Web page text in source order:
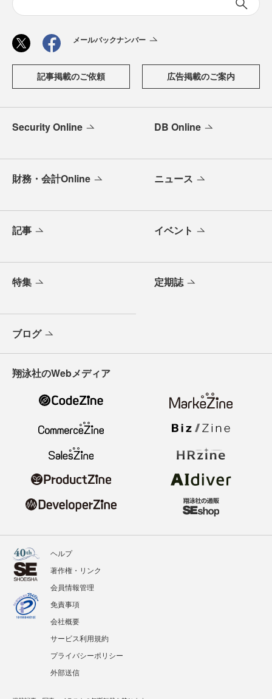
メールバックナンバー
記事掲載のご依頼 広告掲載のご案内
Security Online DB Online
財務・会計Online ニュース
記事 イベント
特集 定期誌
ブログ
翔泳社のWebメディア
ヘルプ
著作権・リンク
会員情報管理
免責事項
会社概要
サービス利用規約
プライバシーポリシー
外部送信